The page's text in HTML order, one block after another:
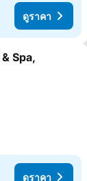
ดูราคา
ปรด
Spa,
ดูราคา